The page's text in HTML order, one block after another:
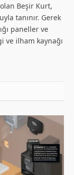
Beşir Kurt,
tanınır. Gerek
paneller ve
ve ilham kaynağı